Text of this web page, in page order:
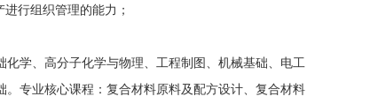
行组织管理的能力；
学、高分子化学与物理、工程制图、机械基础、电工
专业核心课程：复合材料原料及配方设计、复合材料